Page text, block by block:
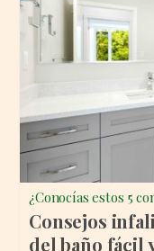
¿Conocías estos 5
Consejos
del baño fácil